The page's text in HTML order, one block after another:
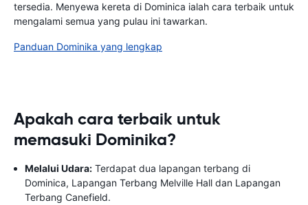
tersedia. Menyewa kereta di Dominica ialah cara terbaik untuk
mengalami semua yang pulau ini tawarkan.
Panduan Dominika yang lengkap
Apakah cara terbaik untuk
memasuki Dominika?
Melalui Udara: Terdapat dua lapangan terbang di
Dominica, Lapangan Terbang Melville Hall dan Lapangan
Terbang Canefield.